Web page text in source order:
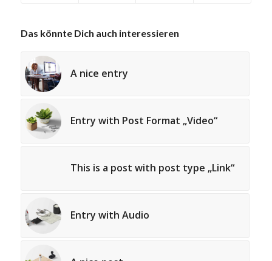
Das könnte Dich auch interessieren
A nice entry
Entry with Post Format „Video“
This is a post with post type „Link“
Entry with Audio